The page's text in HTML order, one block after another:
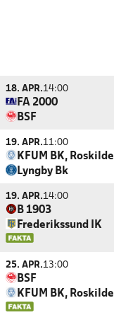
18. APR.14:00
FA 2000
BSF
19. APR.11:00
KFUM BK, Roskilde
Lyngby Bk
19. APR.14:00
B 1903
Frederikssund IK
25. APR.13:00
BSF
KFUM BK, Roskilde